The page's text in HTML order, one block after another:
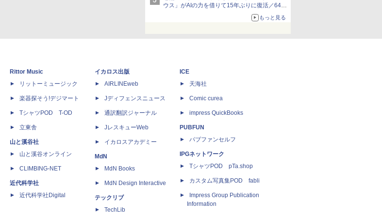
ウス」がAIの力を借りて15年ぶりに復活／64bit
化、Windows 10/11、「Chrome」も走り回
る。復活記念で2026年末まで500円
もっと見る
Rittor Music
リットーミュージック
楽器探そう!デジマート
TシャツPOD T-OD
立東舎
山と溪谷社
山と溪谷オンライン
CLIMBING-NET
近代科学社
近代科学社Digital
イカロス出版
AIRLINEweb
Jディフェンスニュース
通訳翻訳ジャーナル
JレスキューWeb
イカロスアカデミー
MdN
MdN Books
MdN Design Interactive
テックリブ
TechLib
ICE
天海社
Comic curea
impress QuickBooks
PUBFUN
パブファンセルフ
IPGネットワーク
TシャツPOD pTa.shop
カスタム写真集POD fabli
Impress Group Publication
Information